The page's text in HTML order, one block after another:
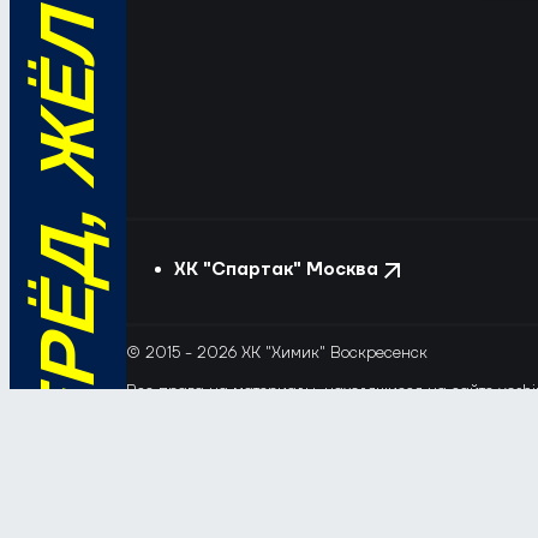
ХК "Спартак" Москва
© 2015 - 2026 ХК "Химик" Воскресенск
Все права на материалы, находящиеся на сайте